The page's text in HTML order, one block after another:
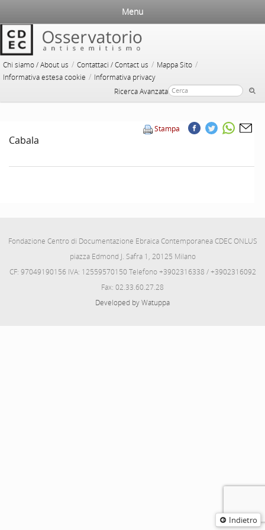
Chi siamo / About us / Contattaci / Contact us / Mappa Sito /
Informativa estesa cookie / Informativa privacy
Ricerca Avanzata
Menu
Indietro
Stampa
Cabala
Fondazione Centro di Documentazione Ebraica Contemporanea CDEC ONLUS
piazza Edmond J. Safra 1, 20125 Milano
CF: 97049190156 IVA: 12559570150 Telefono +3902316338 / +3902316092
Fax: 02.33.60.27.28
Developed by Watuppa